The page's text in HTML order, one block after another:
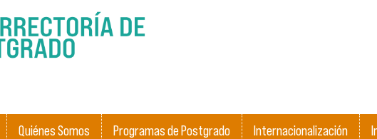
Quiénes Somos Programas de Postgrado Internacionalización